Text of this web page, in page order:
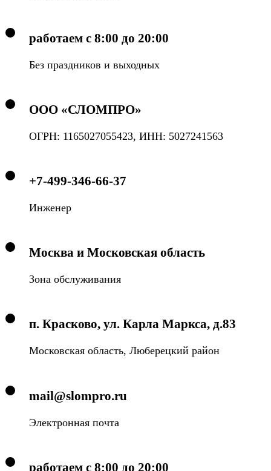
работаем с 8:00 до 20:00
Без праздников и выходных
ООО «СЛОМПРО»
ОГРН: 1165027055423, ИНН: 5027241563
+7-499-346-66-37
Инженер
Москва и Московская область
Зона обслуживания
п. Красково, ул. Карла Маркса, д.83
Московская область, Люберецкий район
mail@slompro.ru
Электронная почта
работаем с 8:00 до 20:00